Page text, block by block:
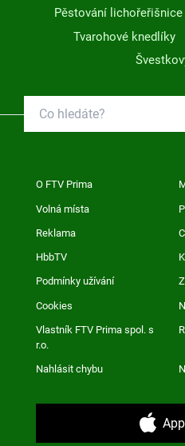
Pěstování lichořeřišnice
Tvarohové knedlíky
O FTV Prima
Volná místa
Reklama
HbbTV
Podmínky užívání
Cookies
Vlastník FTV Prima spol. s
r.o.
Nahlásit chybu